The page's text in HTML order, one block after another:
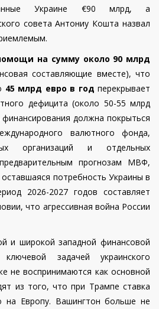
Украине €90 млрд, а
совета Антониу Кошта назвал
на сумму около 90 млрд
составляющие вместе), что
45 млрд евро в год перекрывает
дефицита (около 50-55 млрд
должна покрыться
валютного фонда,
организаций и отдельных
прогнозам МВФ,
потребность Украины в
2026-2027 годов составляет
что агрессивная война России
и широкой западной финансовой
задачей украинского
не воспринимаются как основной
из того, что при Трампе ставка
на Европу. Вашингтон больше не